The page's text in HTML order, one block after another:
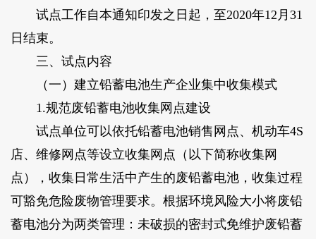
试点工作自本通知印发之日起，至2020年12月31
日结束。
三、试点内容
（一）建立铅蓄电池生产企业集中收集模式
1.规范废铅蓄电池收集网点建设
试点单位可以依托铅蓄电池销售网点、机动车4S
店、维修网点等设立收集网点（以下简称收集网
点），收集日常生活中产生的废铅蓄电池，收集过程
可豁免危险废物管理要求。根据环境风险大小将废铅
蓄电池分为两类管理：未破损的密封式免维护废铅蓄